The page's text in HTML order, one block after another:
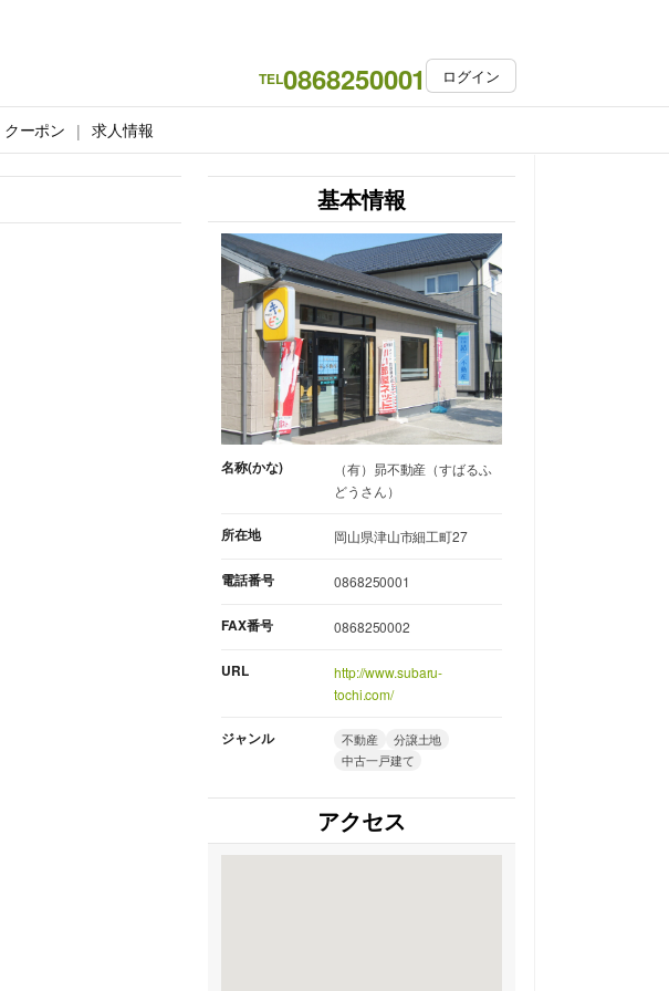
TEL0868250001 ログイン
クーポン 求人情報
基本情報
名称(かな)
（有）昴不動産（すばるふ
どうさん）
所在地 岡山県津山市細工町27
電話番号 0868250001
FAX番号 0868250002
URL
http://www.subaru-
tochi.com/
ジャンル 不動産
分譲土地
中古一戸建て
アクセス